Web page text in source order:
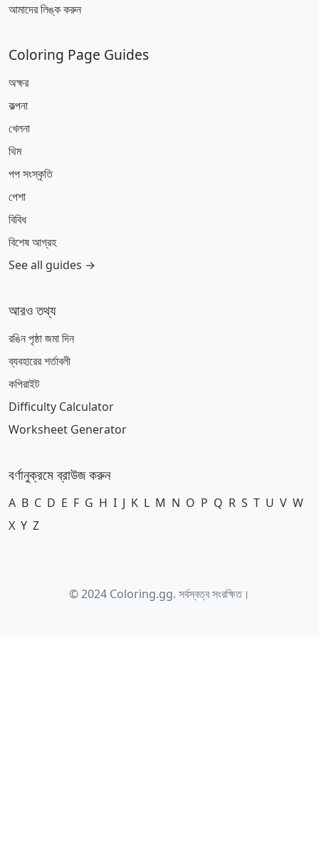
আমাদের লিঙ্ক করুন
Coloring Page Guides
অক্ষর
কল্পনা
খেলনা
থিম
পপ সংস্কৃতি
পেশা
বিবিধ
বিশেষ আগ্রহ
See all guides →
আরও তথ্য
রঙিন পৃষ্ঠা জমা দিন
ব্যবহারের শর্তাবলী
কপিরাইট
Difficulty Calculator
Worksheet Generator
বর্ণানুক্রমে ব্রাউজ করুন
A B C D E F G H I J K L M N O P Q R S T U V W
X Y Z
© 2024 Coloring.gg. সর্বস্বত্ব সংরক্ষিত।